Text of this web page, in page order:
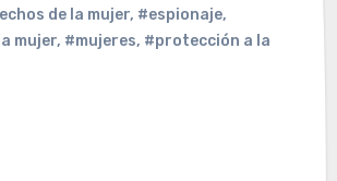
de la mujer, #espionaje,
mujer, #mujeres, #protección a la